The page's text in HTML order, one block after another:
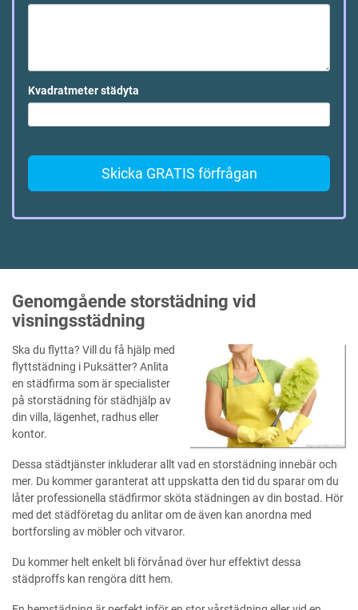
Kvadratmeter städyta
Skicka GRATIS förfrågan
Genomgående storstädning vid
visningsstädning
Ska du flytta? Vill du få hjälp med
flyttstädning i Puksätter? Anlita
en städfirma som är specialister
på storstädning för städhjälp av
din villa, lägenhet, radhus eller
kontor.
Dessa städtjänster inkluderar allt vad en storstädning innebär och
mer. Du kommer garanterat att uppskatta den tid du sparar om du
låter professionella städfirmor sköta städningen av din bostad. Hör
med det städföretag du anlitar om de även kan anordna med
bortforsling av möbler och vitvaror.
Du kommer helt enkelt bli förvånad över hur effektivt dessa
städproffs kan rengöra ditt hem.